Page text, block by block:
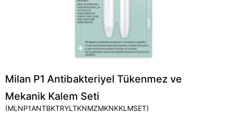
Milan P1 Antibakteriyel Tükenmez ve
Mekanik Kalem Seti
(MLNP1ANTBKTRYLTKNMZMKNKKLMSET)